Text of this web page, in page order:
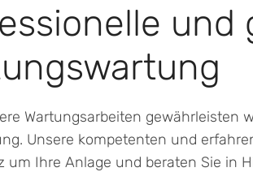
und
Wartungsarbeiten gewährleisten
Unsere kompetenten und
um Ihre Anlage und beraten Sie in